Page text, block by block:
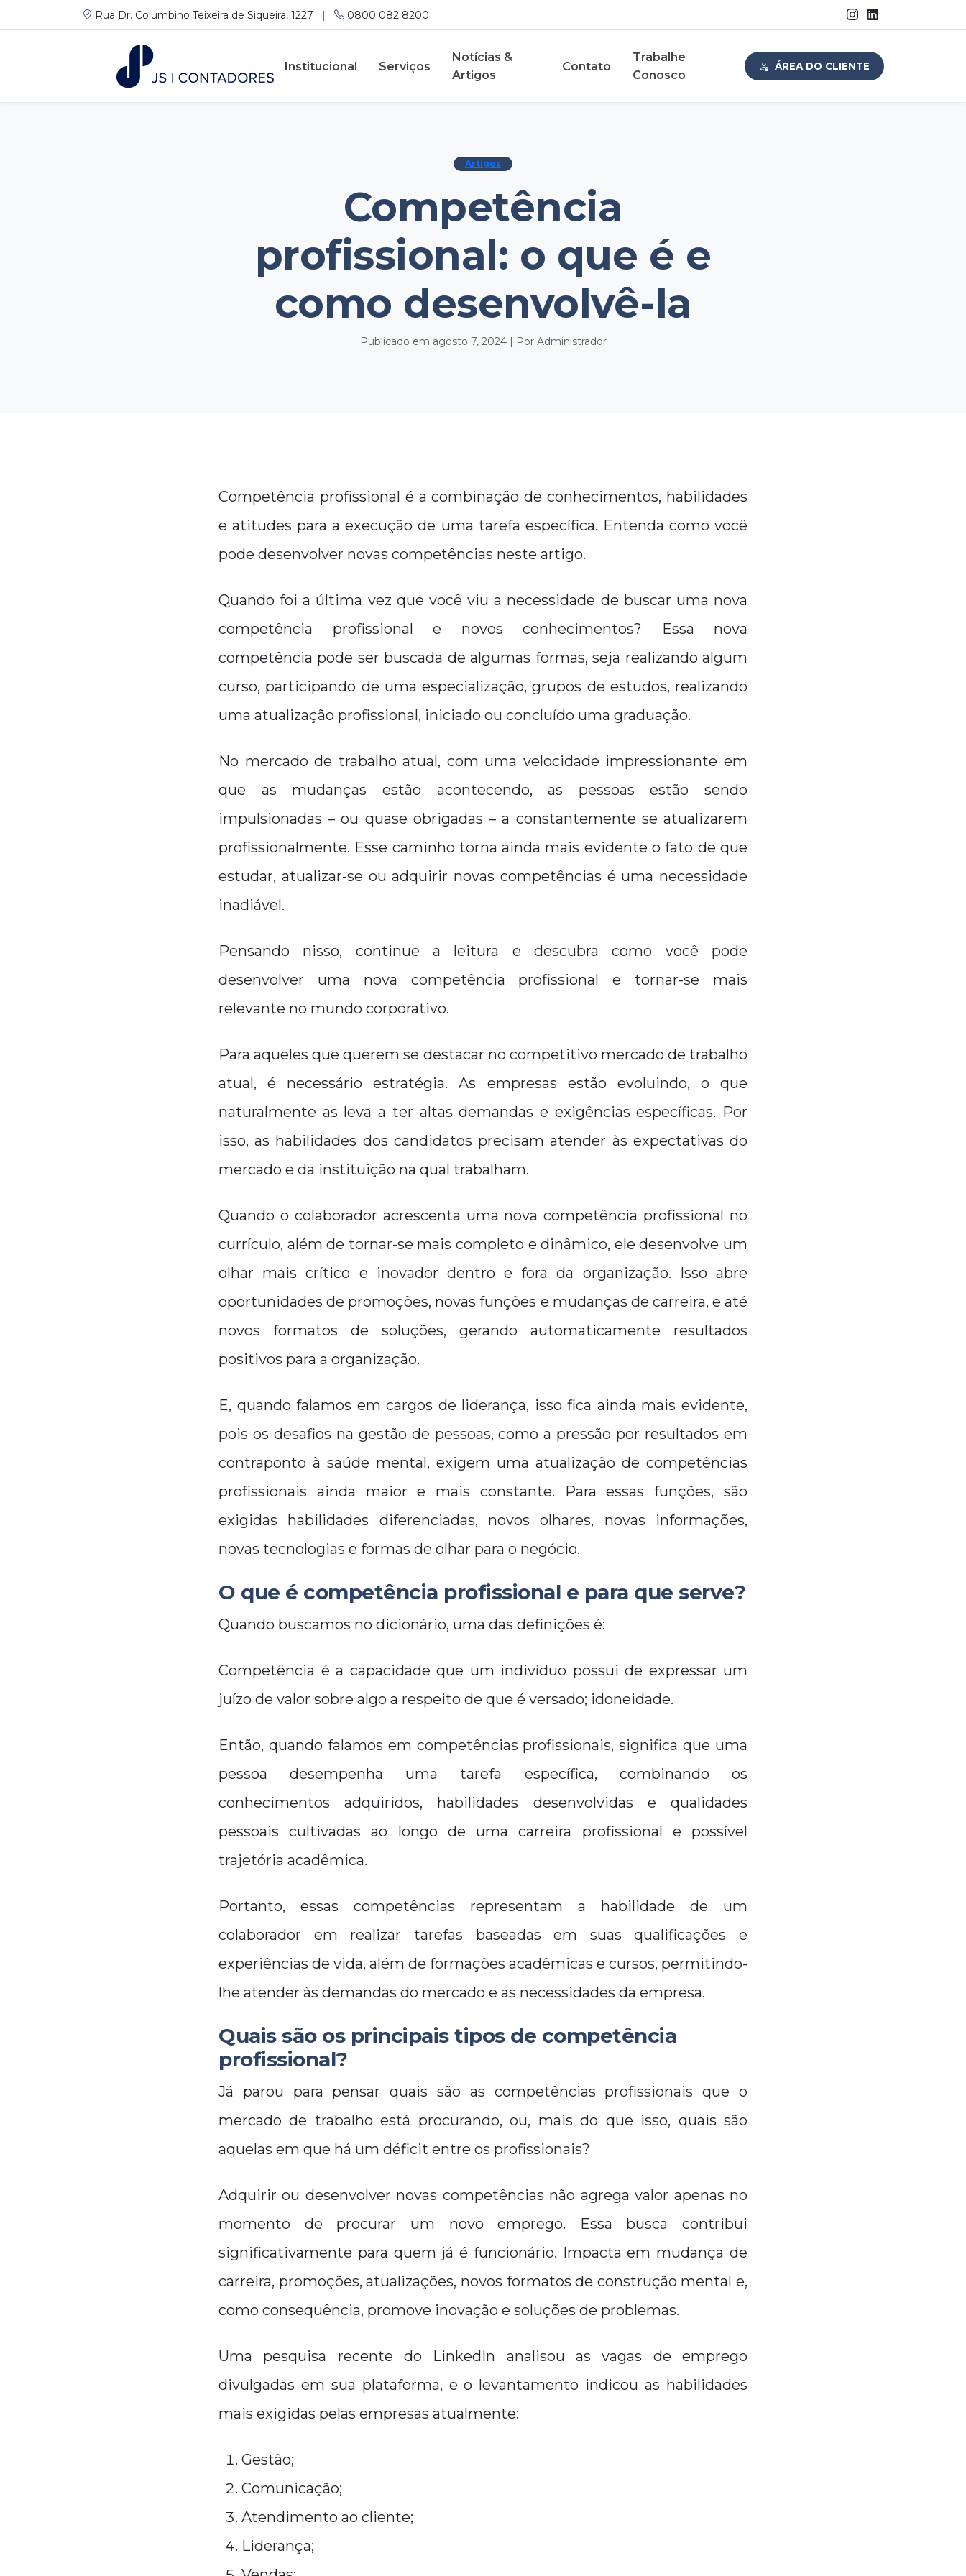
Rua Dr. Columbino Teixeira de Siqueira, 1227 | 0800 082 8200
Institucional Serviços
Notícias &
Artigos
Contato
Trabalhe
Conosco
ÁREA DO CLIENTE
Artigos
Competência
profissional: o que é e
como desenvolvê-la
Publicado em agosto 7, 2024 | Por Administrador
Competência profissional é a combinação de conhecimentos, habilidades
e atitudes para a execução de uma tarefa específica. Entenda como você
pode desenvolver novas competências neste artigo.
Quando foi a última vez que você viu a necessidade de buscar uma nova
competência profissional e novos conhecimentos? Essa nova
competência pode ser buscada de algumas formas, seja realizando algum
curso, participando de uma especialização, grupos de estudos, realizando
uma atualização profissional, iniciado ou concluído uma graduação.
No mercado de trabalho atual, com uma velocidade impressionante em
que as mudanças estão acontecendo, as pessoas estão sendo
impulsionadas – ou quase obrigadas – a constantemente se atualizarem
profissionalmente. Esse caminho torna ainda mais evidente o fato de que
estudar, atualizar-se ou adquirir novas competências é uma necessidade
inadiável.
Pensando nisso, continue a leitura e descubra como você pode
desenvolver uma nova competência profissional e tornar-se mais
relevante no mundo corporativo.
Para aqueles que querem se destacar no competitivo mercado de trabalho
atual, é necessário estratégia. As empresas estão evoluindo, o que
naturalmente as leva a ter altas demandas e exigências específicas. Por
isso, as habilidades dos candidatos precisam atender às expectativas do
mercado e da instituição na qual trabalham.
Quando o colaborador acrescenta uma nova competência profissional no
currículo, além de tornar-se mais completo e dinâmico, ele desenvolve um
olhar mais crítico e inovador dentro e fora da organização. Isso abre
oportunidades de promoções, novas funções e mudanças de carreira, e até
novos formatos de soluções, gerando automaticamente resultados
positivos para a organização.
E, quando falamos em cargos de liderança, isso fica ainda mais evidente,
pois os desafios na gestão de pessoas, como a pressão por resultados em
contraponto à saúde mental, exigem uma atualização de competências
profissionais ainda maior e mais constante. Para essas funções, são
exigidas habilidades diferenciadas, novos olhares, novas informações,
novas tecnologias e formas de olhar para o negócio.
O que é competência profissional e para que serve?
Quando buscamos no dicionário, uma das definições é:
Competência é a capacidade que um indivíduo possui de expressar um
juízo de valor sobre algo a respeito de que é versado; idoneidade.
Então, quando falamos em competências profissionais, significa que uma
pessoa desempenha uma tarefa específica, combinando os
conhecimentos adquiridos, habilidades desenvolvidas e qualidades
pessoais cultivadas ao longo de uma carreira profissional e possível
trajetória acadêmica.
Portanto, essas competências representam a habilidade de um
colaborador em realizar tarefas baseadas em suas qualificações e
experiências de vida, além de formações acadêmicas e cursos, permitindo-
lhe atender às demandas do mercado e as necessidades da empresa.
Quais são os principais tipos de competência
profissional?
Já parou para pensar quais são as competências profissionais que o
mercado de trabalho está procurando, ou, mais do que isso, quais são
aquelas em que há um déficit entre os profissionais?
Adquirir ou desenvolver novas competências não agrega valor apenas no
momento de procurar um novo emprego. Essa busca contribui
significativamente para quem já é funcionário. Impacta em mudança de
carreira, promoções, atualizações, novos formatos de construção mental e,
como consequência, promove inovação e soluções de problemas.
Uma pesquisa recente do LinkedIn analisou as vagas de emprego
divulgadas em sua plataforma, e o levantamento indicou as habilidades
mais exigidas pelas empresas atualmente:
Gestão;
Comunicação;
Atendimento ao cliente;
Liderança;